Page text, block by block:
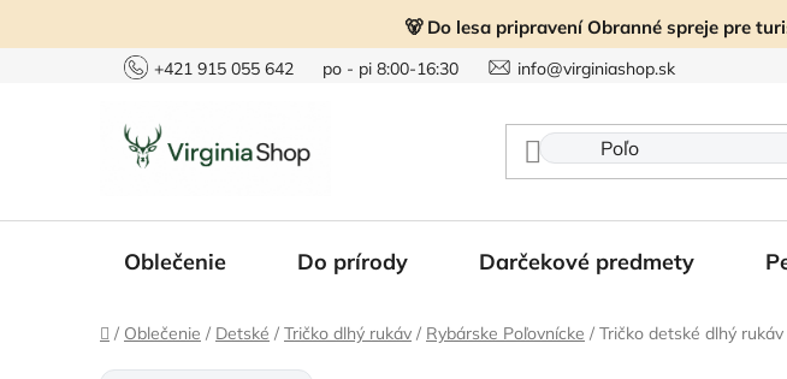
🐻 Do lesa pripravení Obranné spreje pre
+421 915 055 642 po - pi 8:00-16:30 info@virginiashop.sk
Oblečenie Do prírody Darčekové predmety
Domov
/ Oblečenie / Detské / Tričko dlhý rukáv / Rybárske Poľovnícke / Tričko detské dlhý